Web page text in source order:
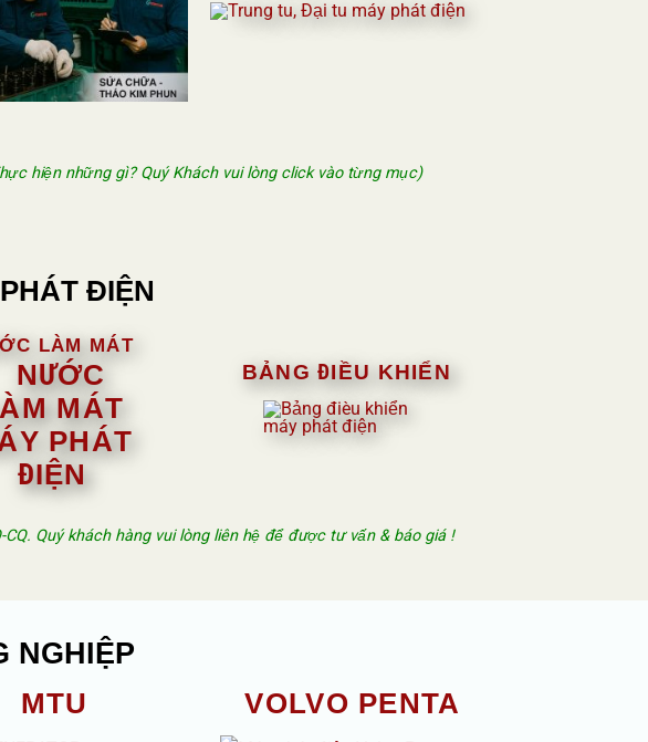
hiện những gì? Quý Khách vui lòng click vào từng mục)
ĐIỆN
LÀM MÁT
BẢNG ĐIỀU KHIỂN
Quý khách hàng vui lòng liên hệ để được tư vấn & báo giá !
NGHIỆP
MTU VOLVO PENTA